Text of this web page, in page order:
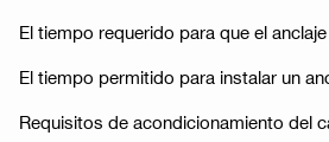
El tiempo requerido para que el
El tiempo permitido para instalar un
Requisitos de acondicionamiento del